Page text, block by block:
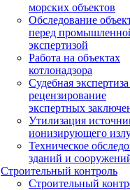
морских объектов
Обследование
перед
экспертизой
Работа на объектах
котлонадзора
Судебная
рецензирование
экспертных
Утилизация
ионизирующего
Техническое
зданий и
Строительный контроль
Строительный